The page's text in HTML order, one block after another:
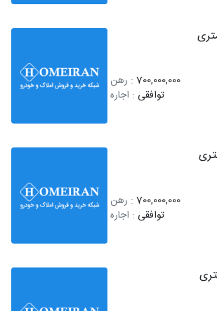
700,000,000 : رهن
توافقی : اجاره
700,000,000 : رهن
توافقی : اجاره